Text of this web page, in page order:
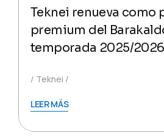
Teknei renueva como
premium del
temporada 2025/2026
Teknei
LEER MÁS